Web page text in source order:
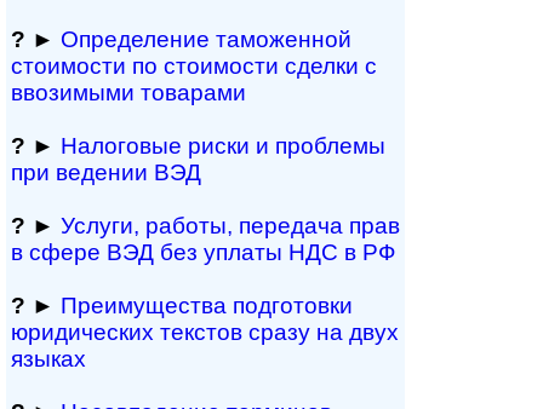
? ► Определение таможенной
стоимости по стоимости сделки с
ввозимыми товарами
? ► Налоговые риски и проблемы
при ведении ВЭД
? ► Услуги, работы, пе­ре­да­ча прав
в сфере ВЭД без уплаты НДС в РФ
? ► Преимущества под­гото­вки
юри­ди­чес­ких тек­с­тов сразу на двух
языках